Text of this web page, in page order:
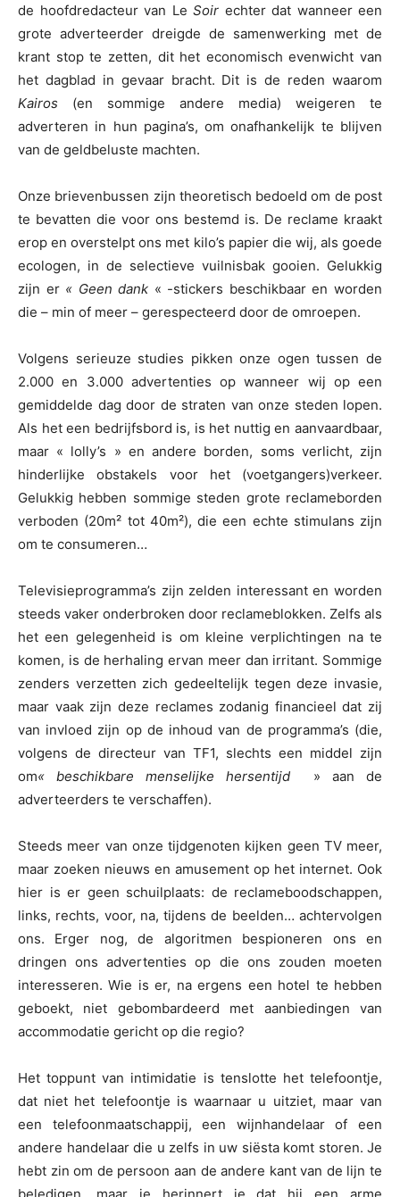
de hoofdredacteur van Le Soir echter dat wanneer een
grote adverteerder dreigde de samenwerking met de
krant stop te zetten, dit het economisch evenwicht van
het dagblad in gevaar bracht. Dit is de reden waarom
Kairos (en sommige andere media) weigeren te
adverteren in hun pagina’s, om onafhankelijk te blijven
van de geldbeluste machten.
Onze brievenbussen zijn theoretisch bedoeld om de post
te bevatten die voor ons bestemd is. De reclame kraakt
erop en overstelpt ons met kilo’s papier die wij, als goede
ecologen, in de selectieve vuilnisbak gooien. Gelukkig
zijn er « Geen dank « -stickers beschikbaar en worden
die – min of meer – gerespecteerd door de omroepen.
Volgens serieuze studies pikken onze ogen tussen de
2.000 en 3.000 advertenties op wanneer wij op een
gemiddelde dag door de straten van onze steden lopen.
Als het een bedrijfsbord is, is het nuttig en aanvaardbaar,
maar « lolly’s » en andere borden, soms verlicht, zijn
hinderlijke obstakels voor het (voetgangers)verkeer.
Gelukkig hebben sommige steden grote reclameborden
verboden (20m² tot 40m²), die een echte stimulans zijn
om te consumeren…
Televisieprogramma’s zijn zelden interessant en worden
steeds vaker onderbroken door reclameblokken. Zelfs als
het een gelegenheid is om kleine verplichtingen na te
komen, is de herhaling ervan meer dan irritant. Sommige
zenders verzetten zich gedeeltelijk tegen deze invasie,
maar vaak zijn deze reclames zodanig financieel dat zij
van invloed zijn op de inhoud van de programma’s (die,
volgens de directeur van TF1, slechts een middel zijn
om« beschikbare menselijke hersentijd
» aan de
adverteerders te verschaffen).
Steeds meer van onze tijdgenoten kijken geen TV meer,
maar zoeken nieuws en amusement op het internet. Ook
hier is er geen schuilplaats: de reclameboodschappen,
links, rechts, voor, na, tijdens de beelden… achtervolgen
ons. Erger nog, de algoritmen bespioneren ons en
dringen ons advertenties op die ons zouden moeten
interesseren. Wie is er, na ergens een hotel te hebben
geboekt, niet gebombardeerd met aanbiedingen van
accommodatie gericht op die regio?
Het toppunt van intimidatie is tenslotte het telefoontje,
dat niet het telefoontje is waarnaar u uitziet, maar van
een telefoonmaatschappij, een wijnhandelaar of een
andere handelaar die u zelfs in uw siësta komt storen. Je
hebt zin om de persoon aan de andere kant van de lijn te